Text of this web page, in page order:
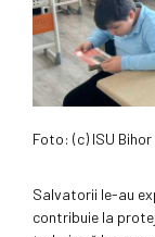
Foto: (c) ISU Bihor
Salvatorii le-au
contribuie la